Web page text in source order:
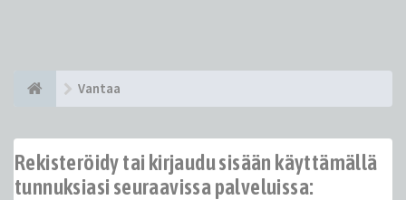
Vantaa
Rekisteröidy tai kirjaudu sisään käyttämällä
tunnuksiasi seuraavissa palveluissa: